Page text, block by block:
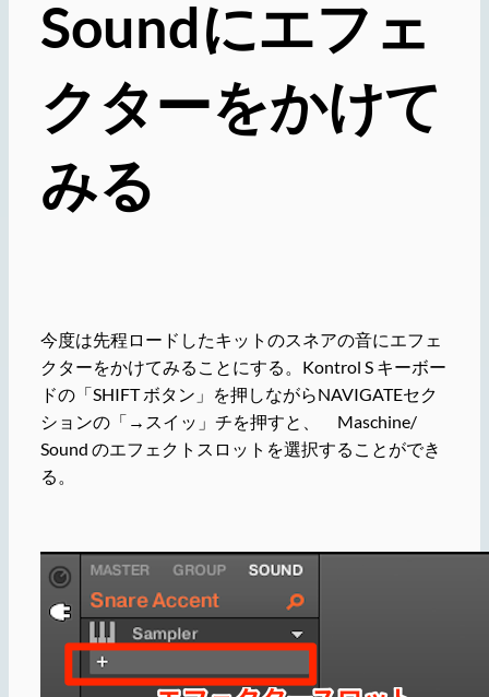
Soundにエフェ
クターをかけて
みる
今度は先程ロードしたキットのスネアの音にエフェ
クターをかけてみることにする。Kontrol S キーボー
ドの「SHIFT ボタン」を押しながらNAVIGATEセク
ションの「→スイッ」チを押すと、 Maschine/
Sound のエフェクトスロットを選択することができ
る。